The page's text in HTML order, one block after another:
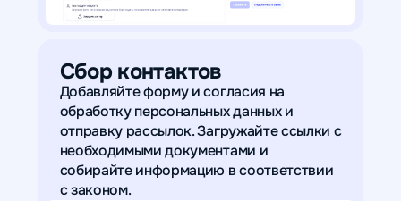
Сбор контактов
Добавляйте форму и согласия на
обработку персональных данных и
отправку рассылок. Загружайте ссылки с
необходимыми документами и
собирайте информацию в соответствии
с законом.